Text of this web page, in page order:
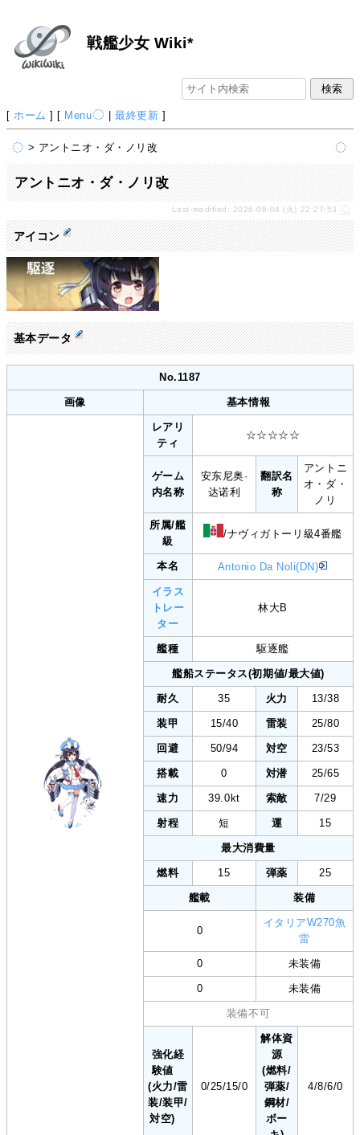
戦艦少女 Wiki*
[ ホーム ] [ Menu |最終更新 ]
> アントニオ・ダ・ノリ改
アントニオ・ダ・ノリ改
Last-modified: 2026-08-04 (火) 22:27:53
アイコン
基本データ
No.1187
画像 基本情報
レアリ
ティ
☆☆☆☆☆
ゲーム
内名称
安东尼奥·
达诺利
翻訳名
称
アントニ
オ・ダ・
ノリ
所属/艦
級
/ナヴィガトーリ級4番艦
本名 Antonio Da Noli(DN)
イラス
トレー
ター
林大B
艦種 駆逐艦
艦船ステータス(初期値/最大値)
耐久 35 火力 13/38
装甲 15/40 雷装 25/80
回避 50/94 対空 23/53
搭載 0 対潜 25/65
速力 39.0kt 索敵 7/29
射程 短 運 15
最大消費量
燃料 15 弾薬 25
艦載 装備
0
イタリアW270魚
雷
0 未装備
0 未装備
装備不可
強化経
験値
(火力/雷
装/装甲/
対空)
0/25/15/0
解体資
源
(燃料/
弾薬/
鋼材/
ボー
4/8/6/0